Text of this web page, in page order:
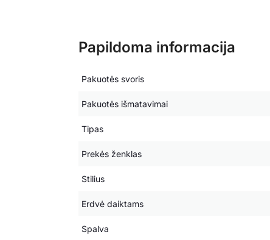
Papildoma informacija
Pakuotės svoris
Pakuotės išmatavimai
Tipas
Prekės ženklas
Stilius
Erdvė daiktams
Spalva